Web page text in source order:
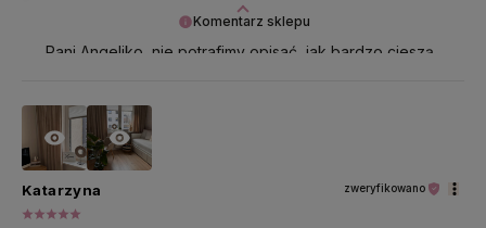
Komentarz sklepu
Pani Angeliko, nie potrafimy opisać, jak bardzo cieszą
Katarzyna zweryfikowano